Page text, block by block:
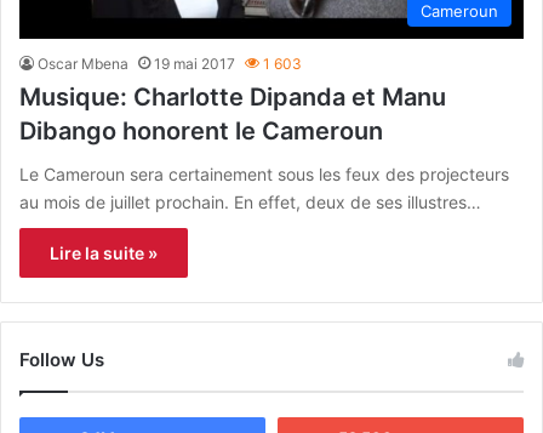
Cameroun
Oscar Mbena 19 mai 2017 1 603
Musique: Charlotte Dipanda et Manu
Dibango honorent le Cameroun
Le Cameroun sera certainement sous les feux des projecteurs
au mois de juillet prochain. En effet, deux de ses illustres…
Lire la suite »
Follow Us